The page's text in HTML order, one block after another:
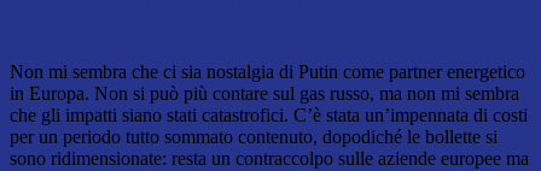
Non mi sembra che ci sia nostalgia di Putin come partner energetico
in Europa. Non si può più contare sul gas russo, ma non mi sembra
che gli impatti siano stati catastrofici. C’è stata un’impennata di costi
per un periodo tutto sommato contenuto, dopodiché le bollette si
sono ridimensionate: resta un contraccolpo sulle aziende europee ma